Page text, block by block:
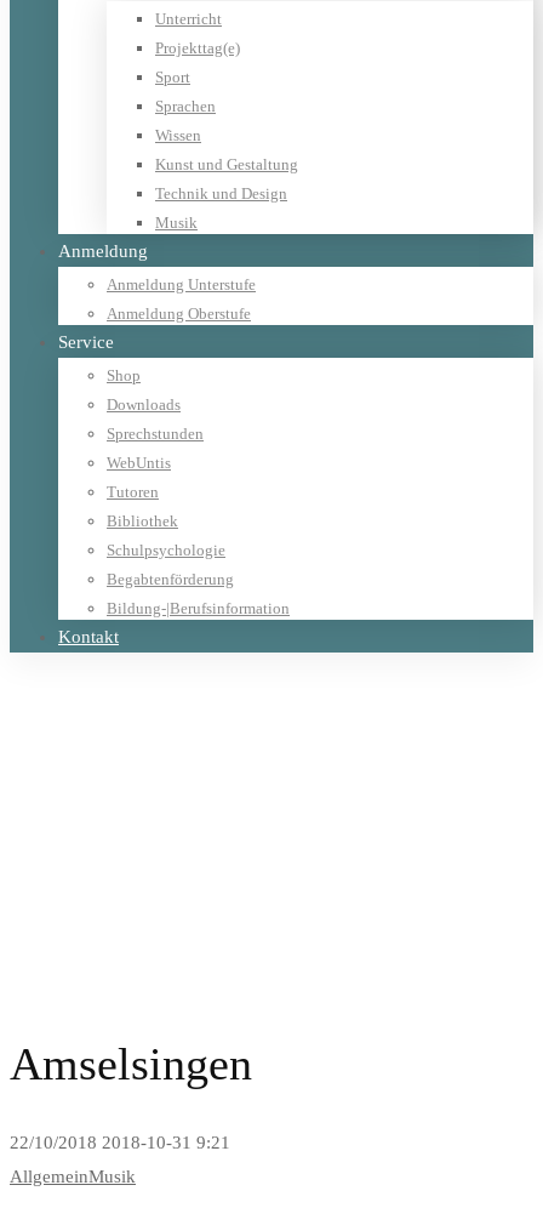
Unterricht
Projekttag(e)
Sport
Sprachen
Wissen
Kunst und Gestaltung
Technik und Design
Musik
Anmeldung
Anmeldung Unterstufe
Anmeldung Oberstufe
Service
Shop
Downloads
Sprechstunden
WebUntis
Tutoren
Bibliothek
Schulpsychologie
Begabtenförderung
Bildung-|Berufsinformation
Kontakt
Amselsingen
22/10/2018 2018-10-31 9:21
AllgemeinMusik